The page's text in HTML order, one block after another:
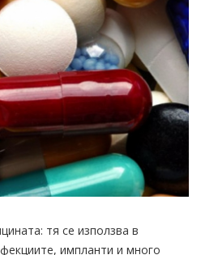
тя се използва в
импланти и много